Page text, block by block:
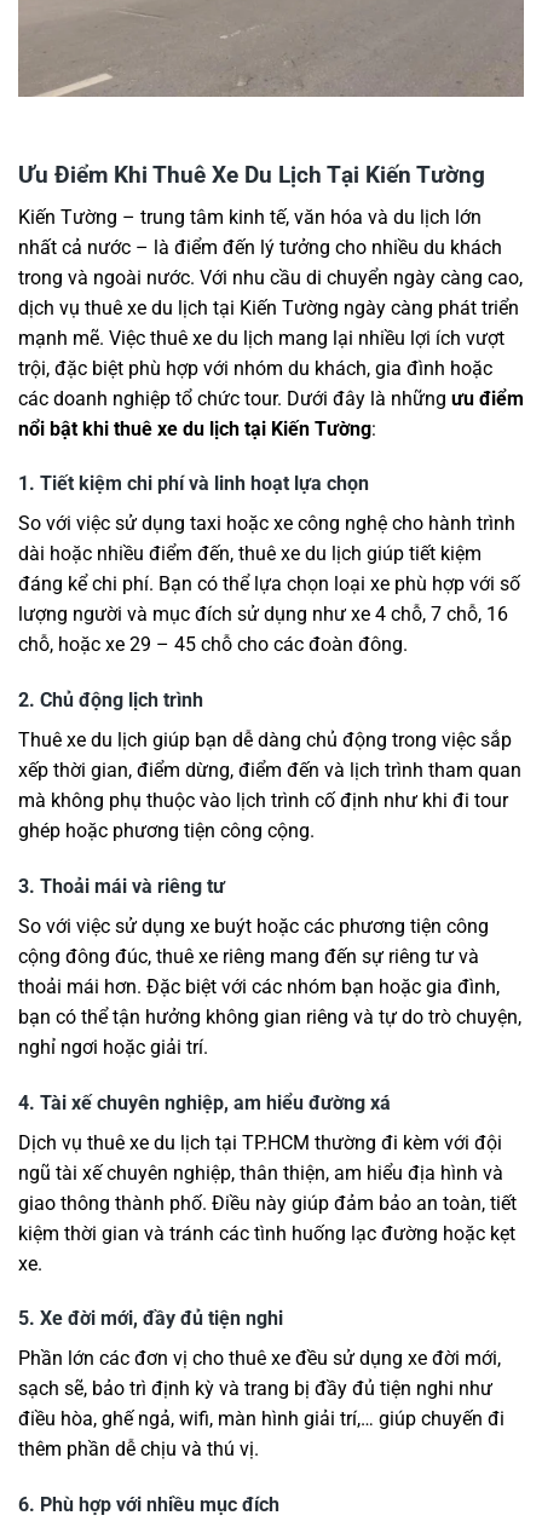
Ưu Điểm Khi Thuê Xe Du Lịch Tại Kiến Tường
Kiến Tường – trung tâm kinh tế, văn hóa và du lịch lớn
nhất cả nước – là điểm đến lý tưởng cho nhiều du khách
trong và ngoài nước. Với nhu cầu di chuyển ngày càng cao,
dịch vụ thuê xe du lịch tại Kiến Tường ngày càng phát triển
mạnh mẽ. Việc thuê xe du lịch mang lại nhiều lợi ích vượt
trội, đặc biệt phù hợp với nhóm du khách, gia đình hoặc
các doanh nghiệp tổ chức tour. Dưới đây là những ưu điểm
nổi bật khi thuê xe du lịch tại Kiến Tường:
1. Tiết kiệm chi phí và linh hoạt lựa chọn
So với việc sử dụng taxi hoặc xe công nghệ cho hành trình
dài hoặc nhiều điểm đến, thuê xe du lịch giúp tiết kiệm
đáng kể chi phí. Bạn có thể lựa chọn loại xe phù hợp với số
lượng người và mục đích sử dụng như xe 4 chỗ, 7 chỗ, 16
chỗ, hoặc xe 29 – 45 chỗ cho các đoàn đông.
2. Chủ động lịch trình
Thuê xe du lịch giúp bạn dễ dàng chủ động trong việc sắp
xếp thời gian, điểm dừng, điểm đến và lịch trình tham quan
mà không phụ thuộc vào lịch trình cố định như khi đi tour
ghép hoặc phương tiện công cộng.
3. Thoải mái và riêng tư
So với việc sử dụng xe buýt hoặc các phương tiện công
cộng đông đúc, thuê xe riêng mang đến sự riêng tư và
thoải mái hơn. Đặc biệt với các nhóm bạn hoặc gia đình,
bạn có thể tận hưởng không gian riêng và tự do trò chuyện,
nghỉ ngơi hoặc giải trí.
4. Tài xế chuyên nghiệp, am hiểu đường xá
Dịch vụ thuê xe du lịch tại TP.HCM thường đi kèm với đội
ngũ tài xế chuyên nghiệp, thân thiện, am hiểu địa hình và
giao thông thành phố. Điều này giúp đảm bảo an toàn, tiết
kiệm thời gian và tránh các tình huống lạc đường hoặc kẹt
xe.
5. Xe đời mới, đầy đủ tiện nghi
Phần lớn các đơn vị cho thuê xe đều sử dụng xe đời mới,
sạch sẽ, bảo trì định kỳ và trang bị đầy đủ tiện nghi như
điều hòa, ghế ngả, wifi, màn hình giải trí,… giúp chuyến đi
thêm phần dễ chịu và thú vị.
6. Phù hợp với nhiều mục đích